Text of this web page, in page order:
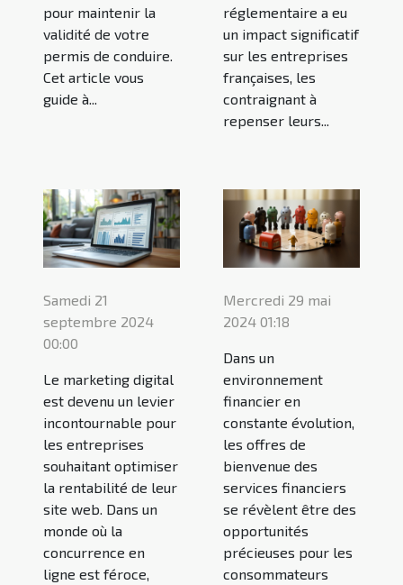
pour maintenir la
validité de votre
permis de conduire.
Cet article vous
guide à...
réglementaire a eu
un impact significatif
sur les entreprises
françaises, les
contraignant à
repenser leurs...
Samedi 21
septembre 2024
00:00
Le marketing digital
est devenu un levier
incontournable pour
les entreprises
souhaitant optimiser
la rentabilité de leur
site web. Dans un
monde où la
concurrence en
ligne est féroce,
Mercredi 29 mai
2024 01:18
Dans un
environnement
financier en
constante évolution,
les offres de
bienvenue des
services financiers
se révèlent être des
opportunités
précieuses pour les
consommateurs